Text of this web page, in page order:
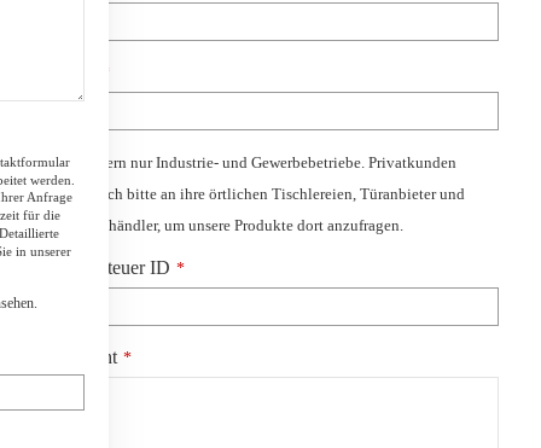
*
Wir beliefern nur Industrie- und Gewerbebetriebe. Privatkunden
wenden sich bitte an ihre örtlichen Tischlereien, Türanbieter und
Beschlagshändler, um unsere Produkte dort anzufragen.
Umsatzsteuer ID *
Nachricht *
werden.
Anfrage
für die
in unserer